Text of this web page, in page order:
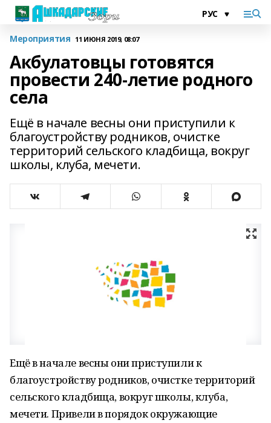
Мероприятия 11 ИЮНЯ 2019, 08:07
Акбулатовцы готовятся
провести 240-летие родного
села
Ещё в начале весны они приступили к
благоустройству родников, очистке
территорий сельского кладбища, вокруг
школы, клуба, мечети.
Ещё в начале весны они приступили к
благоустройству родников, очистке территорий
сельского кладбища, вокруг школы, клуба,
мечети. Привели в порядок окружающие